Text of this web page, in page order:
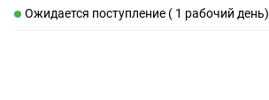
Ожидается поступление ( 1 рабочий день)